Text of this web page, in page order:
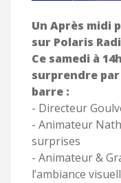
Un Après midi
sur Polaris
Ce samedi à
surprendre
barre :
- Directeur
- Animateur
surprises
- Animateur &
l’ambiance